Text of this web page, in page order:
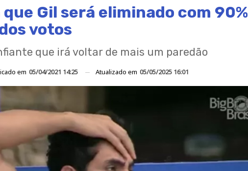
Gil será eliminado com 90%
votos
que irá voltar de mais um paredão
em 05/04/2021 14:25 Atualizado em 05/05/2025 16:01